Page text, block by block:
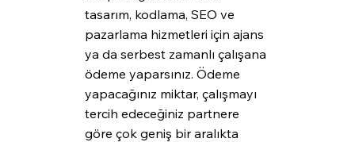
tasarım, kodlama, SEO ve
pazarlama hizmetleri için ajans
ya da serbest zamanlı çalışana
ödeme yaparsınız. Ödeme
yapacağınız miktar, çalışmayı
tercih edeceğiniz partnere
göre çok geniş bir aralıkta